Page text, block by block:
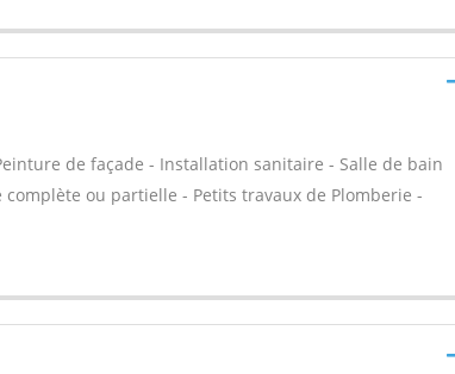
de façade - Installation sanitaire - Salle de bain
ou partielle - Petits travaux de Plomberie -